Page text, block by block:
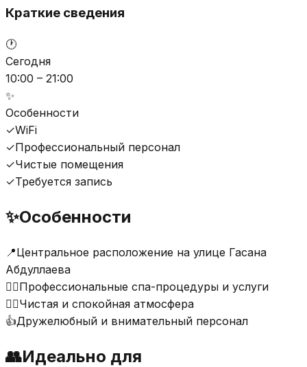
Краткие сведения
🕐
Сегодня
10:00 – 21:00
✨
Особенности
✓WiFi
✓Профессиональный персонал
✓Чистые помещения
✓Требуется запись
✨Особенности
📍Центральное расположение на улице Гасана
Абдуллаева
💆‍♀️Профессиональные спа-процедуры и услуги
🧖‍♂️Чистая и спокойная атмосфера
👍Дружелюбный и внимательный персонал
👥Идеально для